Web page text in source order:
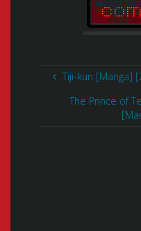
Tiji-kun [Manga]
The Prince of